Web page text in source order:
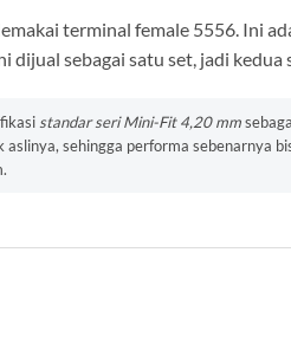
terminal female 5556. Ini
dijual sebagai satu set, jadi
standar seri Mini-Fit 4,20 mm
sehingga performa sebenarnya